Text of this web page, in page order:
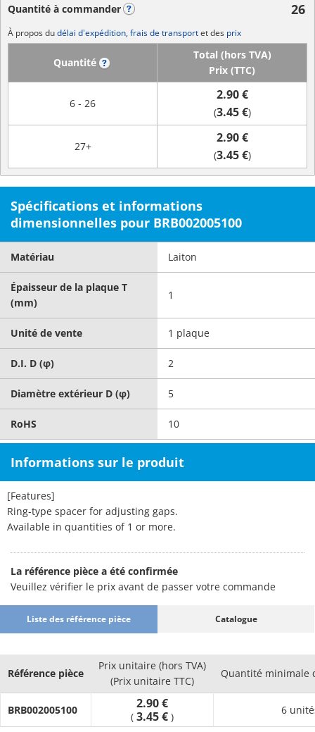
Quantité à commander 26
À propos dudélai d'expédition, frais de transportet des prix
Quantité
Total (hors TVA)
Prix (TTC)
6 - 26
2.90 €
(3.45 €)
27+
2.90 €
(3.45 €)
Spécifications et informations
dimensionnelles pour BRB002005100
Matériau Laiton
Épaisseur de la plaque T
(mm)
1
Unité de vente 1 plaque
D.I. D (φ) 2
Diamètre extérieur D (φ) 5
RoHS 10
Informations sur le produit
[Features]
Ring-type spacer for adjusting gaps.
Available in quantities of 1 or more.
La référence pièce a été confirmée
Veuillez vérifier le prix avant de passer votre commande
Liste des référence pièce Catalogue
Référence pièce
Prix unitaire (hors TVA)
(Prix unitaire TTC)
Quantité minimale
BRB002005100 2.90 €
( 3.45 € )
6